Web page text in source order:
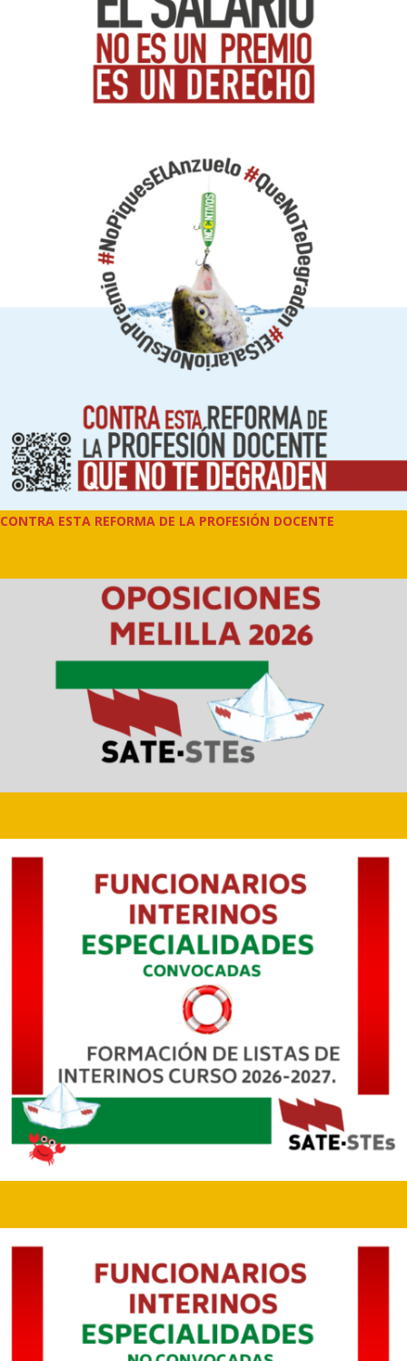
CONTRA ESTA REFORMA DE LA PROFESIÓN DOCENTE